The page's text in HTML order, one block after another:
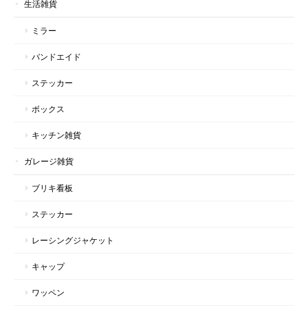
生活雑貨
ミラー
バンドエイド
ステッカー
ボックス
キッチン雑貨
ガレージ雑貨
ブリキ看板
ステッカー
レーシングジャケット
キャップ
ワッペン